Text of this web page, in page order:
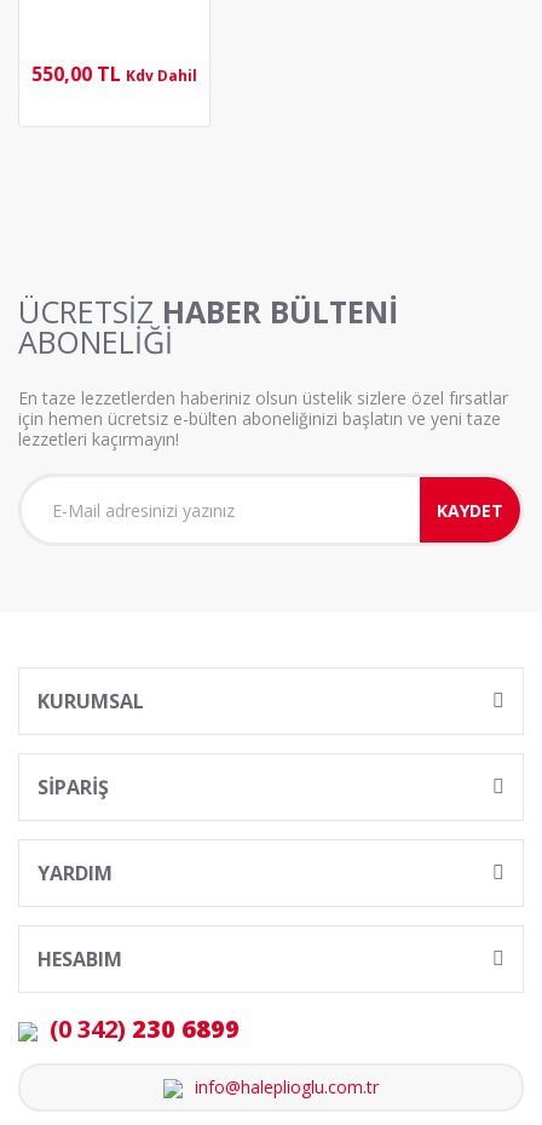
550,00 TL Kdv Dahil
ÜCRETSİZ HABER BÜLTENİ
ABONELİĞİ
En taze lezzetlerden haberiniz olsun üstelik sizlere özel fırsatlar
için hemen ücretsiz e-bülten aboneliğinizi başlatın ve yeni taze
lezzetleri kaçırmayın!
KAYDET
KURUMSAL
SİPARİŞ
YARDIM
HESABIM
(0 342) 230 6899
info@haleplioglu.com.tr